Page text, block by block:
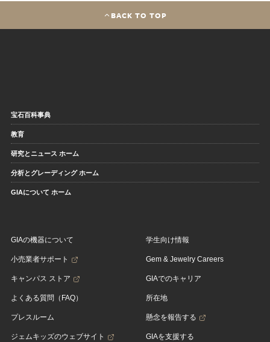
BACK TO TOP
宝石百科事典
教育
研究とニュース ホーム
分析とグレーディング ホーム
GIAについて ホーム
GIAの機器について
小売業者サポート
キャンパス ストア
よくある質問（FAQ）
プレスルーム
ジェムキッズのウェブサイト
学生向け情報
Gem & Jewelry Careers
GIAでのキャリア
所在地
懸念を報告する
GIAを支援する